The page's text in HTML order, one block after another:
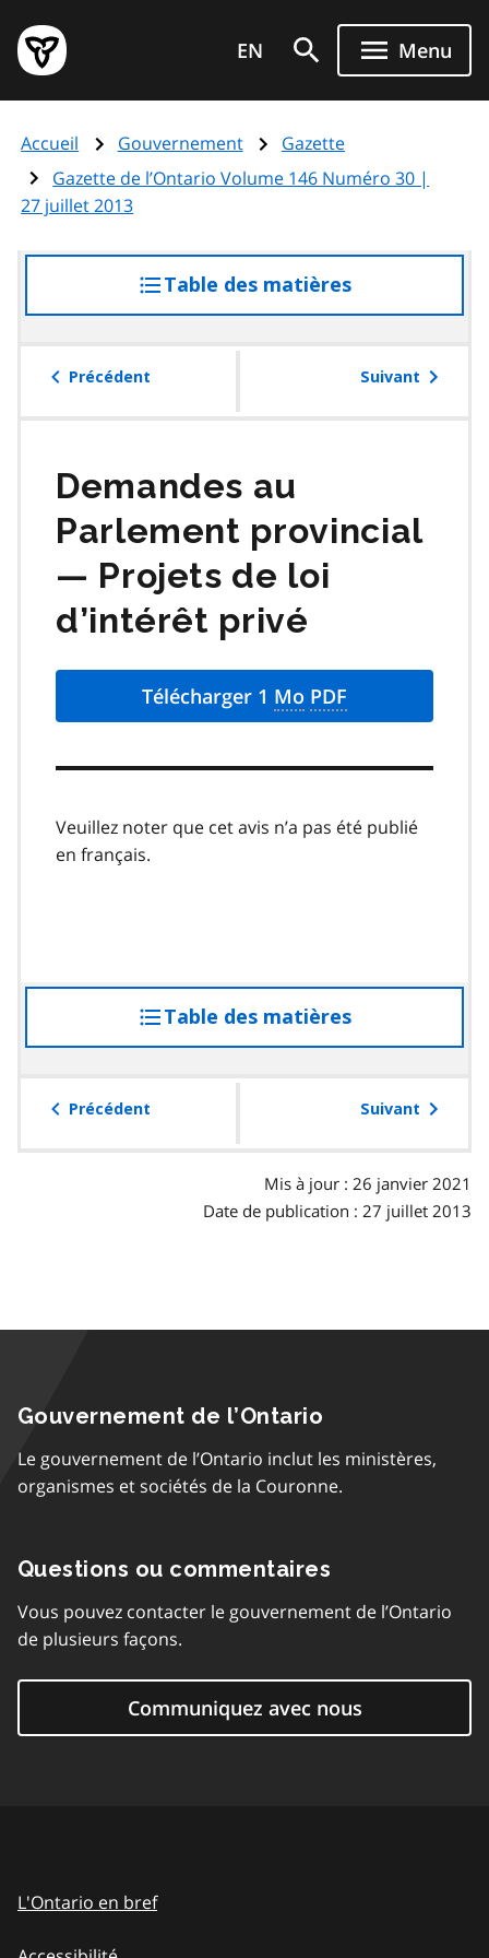
au
contenu
principal
Page
d'accueil
de
l'Ontario
EN Menu
Accueil Gouvernement
Gazette
Gazette de l’Ontario Volume 146 Numéro 30 |
27 juillet 2013
Table des matières
à
table
Précédent Suivant
Demandes au
Parlement provincial
— Projets de loi
d’intérêt privé
Télécharger 1 Mo PDF
Veuillez noter que cet avis n’a pas été publié
en français.
Table des matières
à
table
Précédent Suivant
Mis à jour : 26 janvier 2021
Date de publication : 27 juillet 2013
Gouvernement de l’Ontario
Le gouvernement de l’Ontario inclut les ministères,
organismes et sociétés de la Couronne.
Questions ou commentaires
Vous pouvez contacter le gouvernement de l’Ontario
de plusieurs façons.
Communiquez avec nous
L'Ontario en bref